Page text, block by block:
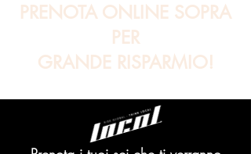
PRENOTA ONLINE SOPRA
PER
GRANDE RISPARMIO!